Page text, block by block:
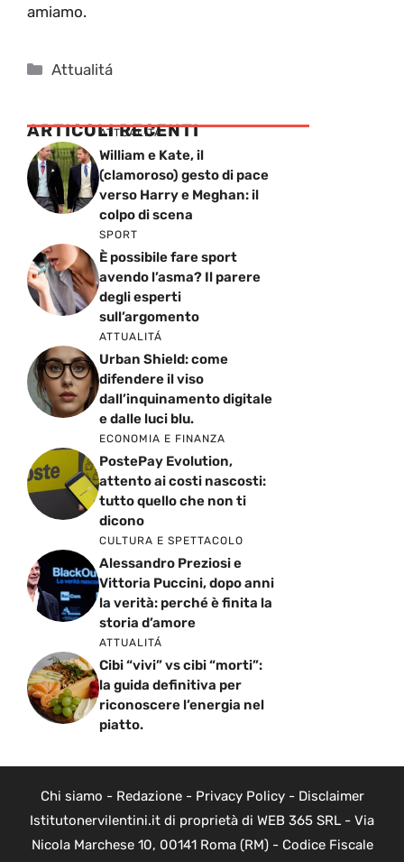
amiamo.
Categorie
Attualitá
ARTICOLI RECENTI
ATTUALITÁ
William e Kate, il
(clamoroso) gesto di pace
verso Harry e Meghan: il
colpo di scena
SPORT
È possibile fare sport
avendo l’asma? Il parere
degli esperti
sull’argomento
ATTUALITÁ
Urban Shield: come
difendere il viso
dall’inquinamento digitale
e dalle luci blu.
ECONOMIA E FINANZA
PostePay Evolution,
attento ai costi nascosti:
tutto quello che non ti
dicono
CULTURA E SPETTACOLO
Alessandro Preziosi e
Vittoria Puccini, dopo anni
la verità: perché è finita la
storia d’amore
ATTUALITÁ
Cibi “vivi” vs cibi “morti”:
la guida definitiva per
riconoscere l’energia nel
piatto.
Chi siamo - Redazione- Privacy Policy- Disclaimer
Istitutonervilentini.it di proprietà di WEB 365 SRL - Via
Nicola Marchese 10, 00141 Roma (RM) - Codice Fiscale